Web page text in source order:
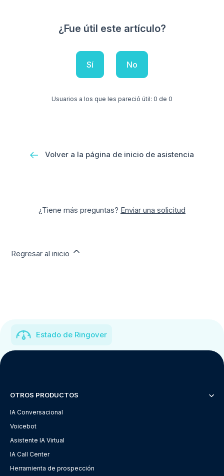
¿Fue útil este artículo?
Sí No
Usuarios a los que les pareció útil: 0 de 0
Volver a la página de inicio de asistencia
¿Tiene más preguntas? Enviar una solicitud
Regresar al inicio
Estado de Ringover
OTROS PRODUCTOS
IA Conversacional
Voicebot
Asistente IA Virtual
IA Call Center
Herramienta de prospección